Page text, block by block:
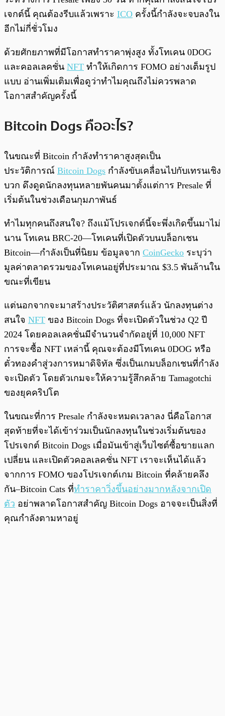
เจกต์นี้ คุณต้องรีบแล้วเพราะ ICO ครั้งนี้กำลังจะจบลงใน
อีกไม่กี่ชั่วโมง
ด้วยศักยภาพที่มีโอกาสทำราคาพุ่งสูง ทั้งโทเคน 0DOG
และคอลเลคชั่น NFT ทำให้เกิดการ FOMO อย่างเต็มรูป
แบบ อ่านเพิ่มเติมเพื่อดูว่าทำไมคุณถึงไม่ควรพลาด
โอกาสสำคัญครั้งนี้
Bitcoin Dogs คืออะไร?
ในขณะที่ Bitcoin กำลังทำราคาสูงสุดเป็น
ประวัติการณ์ Bitcoin Dogs กำลังขับเคลื่อนไปกับเทรนเชิง
บวก ดึงดูดนักลงทุนหลายพันคนมาตั้งแต่การ Presale ที่
เริ่มต้นในช่วงเดือนกุมภาพันธ์
ทำไมทุกคนถึงสนใจ? ถึงแม้โปรเจกต์นี้จะพึ่งเกิดขึ้นมาไม่
นาน โทเคน BRC-20—โทเคนที่เปิดตัวบนบล็อกเชน
Bitcoin—กำลังเป็นที่นิยม ข้อมูลจาก CoinGecko ระบุว่า
มูลค่าตลาดรวมของโทเคนอยู่ที่ประมาณ $3.5 พันล้านใน
ขณะที่เขียน
แต่นอกจากจะมาสร้างประวัติศาสตร์แล้ว นักลงทุนต่าง
สนใจ NFT ของ Bitcoin Dogs ที่จะเปิดตัวในช่วง Q2 ปี
2024 โดยคอลเลคชั่นมีจำนวนจำกัดอยู่ที่ 10,000 NFT
การจะซื้อ NFT เหล่านี้ คุณจะต้องมีโทเคน 0DOG หรือ
ตั๋วทองคำสู่วงการหมาดิจิทัล ซึ่งเป็นเกมบล็อกเชนที่กำลัง
จะเปิดตัว โดยตัวเกมจะให้ความรู้สึกคล้าย Tamagotchi
ของยุคคริปโต
ในขณะที่การ Presale กำลังจะหมดเวลาลง นี่คือโอกาส
สุดท้ายที่จะได้เข้าร่วมเป็นนักลงทุนในช่วงเริ่มต้นของ
โปรเจกต์ Bitcoin Dogs เมื่อมันเข้าสู่เว็บไซต์ซื้อขายแลก
เปลี่ยน และเปิดตัวคอลเลคชั่น NFT เราจะเห็นได้แล้ว
จากการ FOMO ของโปรเจกต์เกม Bitcoin ที่คล้ายคลึง
กัน–Bitcoin Cats ที่ทำราคาวิ่งขึ้นอย่างมากหลังจากเปิด
ตัว อย่าพลาดโอกาสสำคัญ Bitcoin Dogs อาจจะเป็นสิ่งที่
คุณกำลังตามหาอยู่